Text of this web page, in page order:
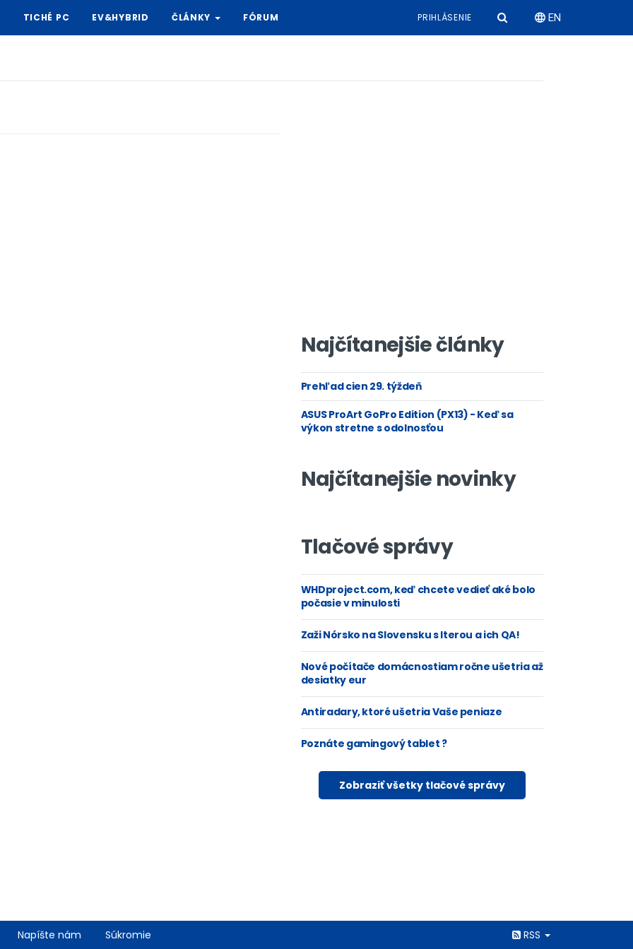
TICHÉ PC EV&HYBRID ČLÁNKY FÓRUM PRIHLÁSENIE EN
Najčítanejšie články
Prehľad cien 29. týždeň
ASUS ProArt GoPro Edition (PX13) - Keď sa
výkon stretne s odolnosťou
Najčítanejšie novinky
Tlačové správy
WHDproject.com, keď chcete vedieť aké bolo
počasie v minulosti
Zaži Nórsko na Slovensku s Iterou a ich QA!
Nové počítače domácnostiam ročne ušetria až
desiatky eur
Antiradary, ktoré ušetria Vaše peniaze
Poznáte gamingový tablet ?
Zobraziť všetky tlačové správy
Napíšte nám Súkromie RSS